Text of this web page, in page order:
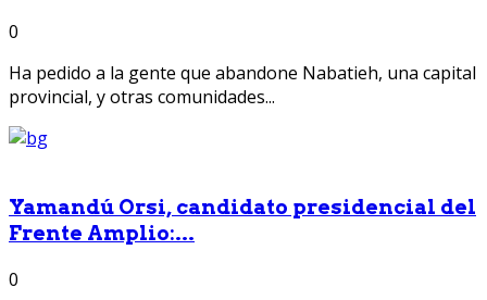
0
Ha pedido a la gente que abandone Nabatieh, una capital
provincial, y otras comunidades...
Yamandú Orsi, candidato presidencial del
Frente Amplio:...
0